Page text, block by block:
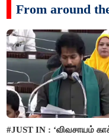
From around
#JUST IN : ‘விவசாயம்